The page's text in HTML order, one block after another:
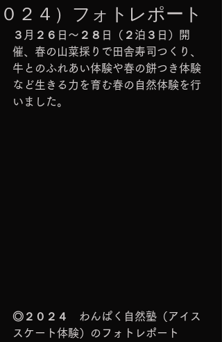
０２４）フォトレポート
３月２６日～２８日（２泊３日）開
催、春の山菜採りで田舎寿司つくり、
牛とのふれあい体験や春の餅つき体験
など生きる力を育む春の自然体験を行
いました。
◎２０２４　わんぱく自然塾（アイス
スケート体験）のフォトレポート